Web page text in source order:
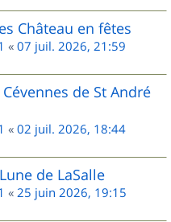
Château en fêtes
« 07 juil. 2026, 21:59
de St André
« 02 juil. 2026, 18:44
de LaSalle
« 25 juin 2026, 19:15